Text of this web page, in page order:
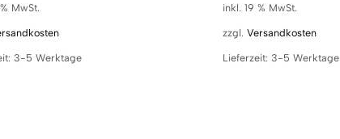
MwSt.
3-5 Werktage
inkl. 19 % MwSt.
zzgl. Versandkosten
Lieferzeit: 3-5 Werktage